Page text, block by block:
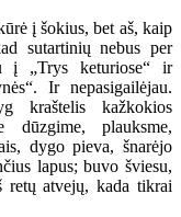
į šokius, bet aš, kaip
sutartinių nebus per
į „Trys keturiose“ ir
Ir nepasigailėjau.
kraštelis kažkokios
dūzgime, plauksme,
dygo pieva, šnarėjo
lapus; buvo šviesu,
atvejų, kada tikrai